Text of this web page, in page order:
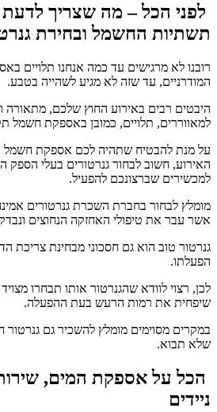
לפני הכל – מה שצריך
תשתיות החשמל ובחירת
רובנו לא מרגישים עד כמה אנחנו תלויים
המודרניים, עד שזה לא מגיע לשהייה בטבע.
היבטים רבים באירוע החוץ שלכם, מתאורה
למאווררים, תלויים, כמובן באספקת חשמל
על מנת להבטיח שתהיה לכם אספקת חשמל
האירוע, חשוב לבחור גנרטורים בעלי הספק
למכשירים שברצונכם להפעיל.
מומלץ לבחור בחברת השכרת גנרטורים
אשר עבר את טיפולי האחזקה הנחוצים
גנרטור טוב הוא גם חסכוני מבחינת צריכת
הפעלתו.
לכן, רצוי לוודא שהגנרטור אותו תבחרו
שיפחית את רמות הרעש בעת ההפעלה.
במקרים מסוימים מומלץ להשכיר גם גנרטור
שלא תבוא.
הכל על אספקת המים,
ניידים